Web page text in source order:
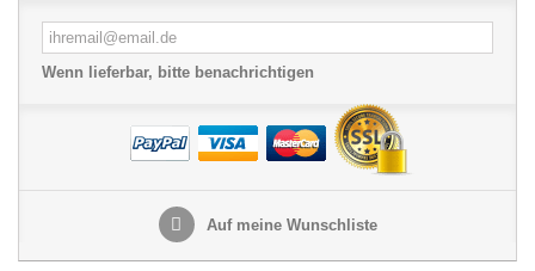
Wenn lieferbar, bitte benachrichtigen
Auf meine Wunschliste